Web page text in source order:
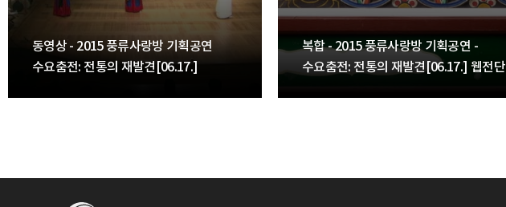
동영상 - 2015 풍류사랑방 기획공연
수요춤전: 전통의 재발견[06.17.]
복합 - 2015 풍류사랑방 기획공연 -
수요춤전: 전통의 재발견[06.17.] 웹전단